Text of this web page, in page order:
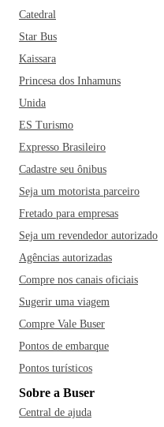
Catedral
Star Bus
Kaissara
Princesa dos Inhamuns
Unida
ES Turismo
Expresso Brasileiro
Cadastre seu ônibus
Seja um motorista parceiro
Fretado para empresas
Seja um revendedor autorizado
Agências autorizadas
Compre nos canais oficiais
Sugerir uma viagem
Compre Vale Buser
Pontos de embarque
Pontos turísticos
Sobre a Buser
Central de ajuda